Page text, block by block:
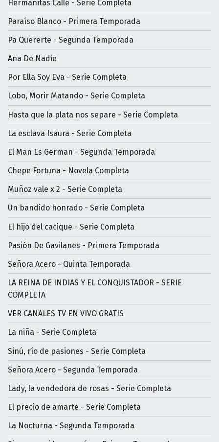
Hermanitas Calle - Serie Completa
Paraíso Blanco - Primera Temporada
Pa Quererte - Segunda Temporada
Ana De Nadie
Por Ella Soy Eva - Serie Completa
Lobo, Morir Matando - Serie Completa
Hasta que la plata nos separe - Serie Completa
La esclava Isaura - Serie Completa
El Man Es German - Segunda Temporada
Chepe Fortuna - Novela Completa
Muñoz vale x 2 - Serie Completa
Un bandido honrado - Serie Completa
El hijo del cacique - Serie Completa
Pasión De Gavilanes - Primera Temporada
Señora Acero - Quinta Temporada
LA REINA DE INDIAS Y EL CONQUISTADOR - SERIE
COMPLETA
VER CANALES TV EN VIVO GRATIS
La niña - Serie Completa
Sinú, río de pasiones - Serie Completa
Señora Acero - Segunda Temporada
Lady, la vendedora de rosas - Serie Completa
El precio de amarte - Serie Completa
La Nocturna - Segunda Temporada